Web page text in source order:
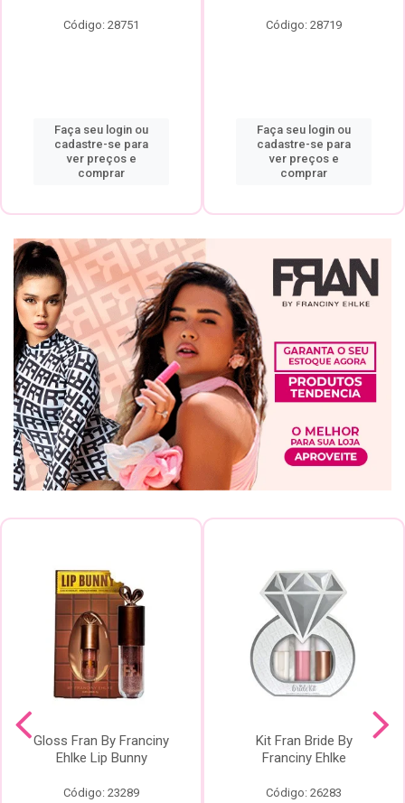
Código: 28751
Faça seu login ou
cadastre-se para
ver preços e
comprar
Código: 28719
Faça seu login ou
cadastre-se para
ver preços e
comprar
Gloss Fran By Franciny
Ehlke Lip Bunny
Código: 23289
Kit Fran Bride By
Franciny Ehlke
Código: 26283